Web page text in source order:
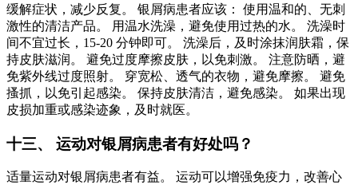
缓解症状，减少反复。 银屑病患者应该： 使用温和的、无刺
激性的清洁产品。 用温水洗澡，避免使用过热的水。 洗澡时
间不宜过长，15-20 分钟即可。 洗澡后，及时涂抹润肤霜，保
持皮肤滋润。 避免过度摩擦皮肤，以免刺激。 注意防晒，避
免紫外线过度照射。 穿宽松、透气的衣物，避免摩擦。 避免
搔抓，以免引起感染。 保持皮肤清洁，避免感染。 如果出现
皮损加重或感染迹象，及时就医。
十三、 运动对银屑病患者有好处吗？
适量运动对银屑病患者有益。 运动可以增强免疫力，改善心